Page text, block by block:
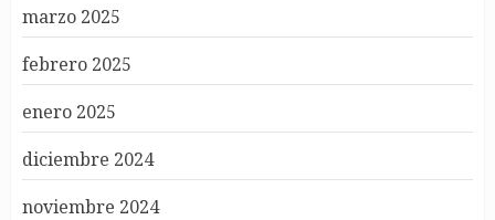
marzo 2025
febrero 2025
enero 2025
diciembre 2024
noviembre 2024